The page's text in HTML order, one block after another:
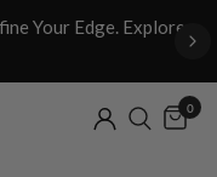
Your Edge. Explore
0